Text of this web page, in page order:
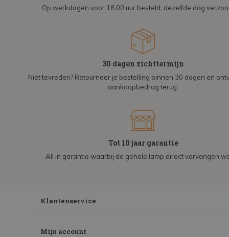
Op werkdagen voor 18:00 uur besteld, dezelfde dag
30 dagen zichttermijn
Niet tevreden? Retourneer je bestelling binnen 30 dagen en
aankoopbedrag terug.
Tot 10 jaar garantie
All in garantie waarbij de gehele lamp direct vervangen
Klantenservice
Mijn account